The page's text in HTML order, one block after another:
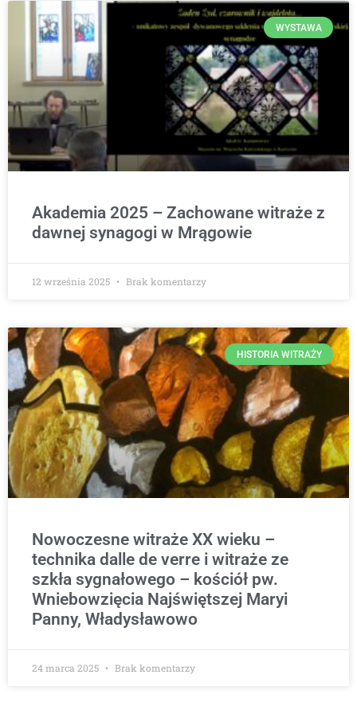
WYSTAWA
Akademia 2025 – Zachowane witraże z
dawnej synagogi w Mrągowie
12 września 2025 Brak komentarzy
HISTORIA WITRAŻY
Nowoczesne witraże XX wieku –
technika dalle de verre i witraże ze
szkła sygnałowego – kościół pw.
Wniebowzięcia Najświętszej Maryi
Panny, Władysławowo
24 marca 2025 Brak komentarzy